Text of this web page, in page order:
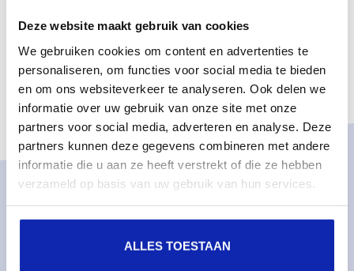
Deze website maakt gebruik van cookies
We gebruiken cookies om content en advertenties te
personaliseren, om functies voor social media te bieden
en om ons websiteverkeer te analyseren. Ook delen we
informatie over uw gebruik van onze site met onze
partners voor social media, adverteren en analyse. Deze
partners kunnen deze gegevens combineren met andere
informatie die u aan ze heeft verstrekt of die ze hebben
verzameld op basis van uw gebruik van hun services.
ALLES TOESTAAN
Solutions